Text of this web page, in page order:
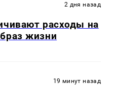
2 дня назад
расходы на
жизни
19 минут назад